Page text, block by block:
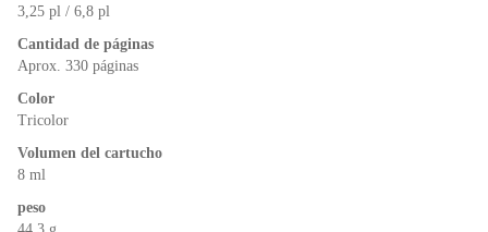
k
3,25 pl / 6,8 pl
Cantidad de páginas
Aprox. 330 páginas
Color
Tricolor
Volumen del cartucho
8 ml
peso